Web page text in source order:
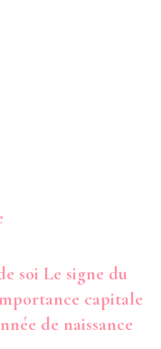
soi Le signe du
capitale
de naissance